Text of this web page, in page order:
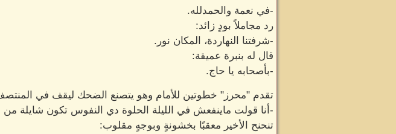
-في نعمة والحمدلله.
رد مجاملاً بودٍ زائد:
-شرفتنا النهاردة، المكان نور.
قال له بنبرة عميقة:
-بأصحابه يا حاج.
تقدم "محرز" خطوتين للأمام وهو يتصنع الضحك ليقف في
-أنا قولت ماينفعش في الليلة الحلوة دي النفوس تكون شايلة
تنحنح الأخير معقبًا بخشونةٍ وبوجهٍ مقلوب: